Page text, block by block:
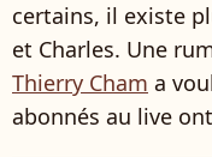
certains, il existe
et Charles. Une
Thierry Cham a
abonnés au live